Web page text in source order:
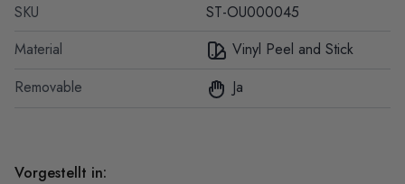
SKU
ST-OU000045
Material
Vinyl Peel and Stick
Removable
Ja
Vorgestellt in: